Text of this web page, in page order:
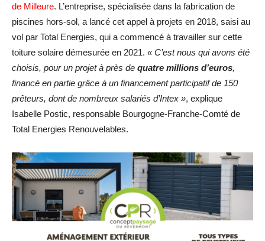
de Milleure. L’entreprise, spécialisée dans la fabrication de
piscines hors-sol, a lancé cet appel à projets en 2018, saisi au
vol par Total Energies, qui a commencé à travailler sur cette
toiture solaire démesurée en 2021. « C’est nous qui avons été
choisis, pour un projet à près de quatre millions d’euros,
financé en partie grâce à un financement participatif de 150
prêteurs, dont de nombreux salariés d’Intex », explique
Isabelle Postic, responsable Bourgogne-Franche-Comté de
Total Energies Renouvelables.